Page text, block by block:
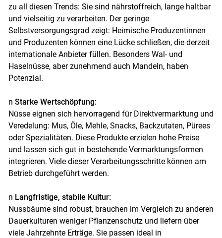
zu all diesen Trends: Sie sind nährstoffreich, lange haltbar
und vielseitig zu verarbeiten. Der geringe
Selbstversorgungsgrad zeigt: Heimische Produzentinnen
und Produzenten können eine Lücke schließen, die derzeit
internationale Anbieter füllen. Besonders Wal- und
Haselnüsse, aber zunehmend auch Mandeln, haben
Potenzial.
n Starke Wertschöpfung:
Nüsse eignen sich hervorragend für Direktvermarktung und
Veredelung: Mus, Öle, Mehle, Snacks, Backzutaten, Pürees
oder Spezialitäten. Diese Produkte erzielen hohe Preise
und lassen sich gut in bestehende Vermarktungsformen
integrieren. Viele dieser Verarbeitungsschritte können am
Betrieb durchgeführt werden.
n Langfristige, stabile Kultur:
Nussbäume sind robust, brauchen im Vergleich zu anderen
Dauerkulturen weniger Pflanzenschutz und liefern über
viele Jahrzehnte Erträge. Sie passen ideal in